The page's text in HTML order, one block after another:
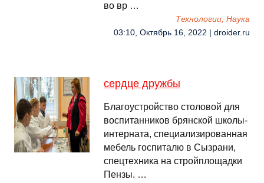
во вр …
Технологии, Наука
03:10, Октябрь 16, 2022 | droider.ru
сердце дружбы
Благоустройство столовой для
воспитанников брянской школы-
интерната, специализированная
мебель госпиталю в Сызрани,
спецтехника на стройплощадки
Пензы. …